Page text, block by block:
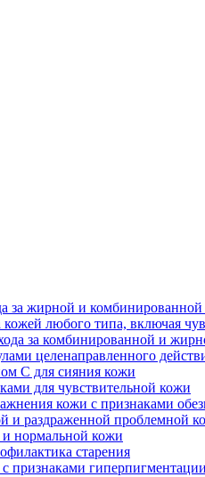
за жирной и
кожей любого типа, включая
за комбинированной и
целенаправленного
С для сияния кожи
для чувствительной кожи
кожи с признаками
и раздраженной проблемной
и нормальной кожи
старения
признаками гиперпигментации